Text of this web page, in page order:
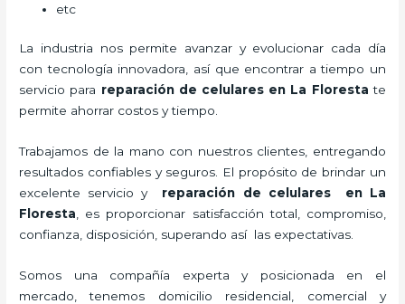
etc
La industria nos permite avanzar y evolucionar cada día
con tecnología innovadora, así que encontrar a tiempo un
servicio para reparación de celulares en La Floresta te
permite ahorrar costos y tiempo.
Trabajamos de la mano con nuestros clientes, entregando
resultados confiables y seguros. El propósito de brindar un
excelente servicio y reparación de celularesen La
Floresta , es proporcionar satisfacción total, compromiso,
confianza, disposición, superando así las expectativas.
Somos una compañía experta y posicionada en el
mercado, tenemos domicilio residencial, comercial y